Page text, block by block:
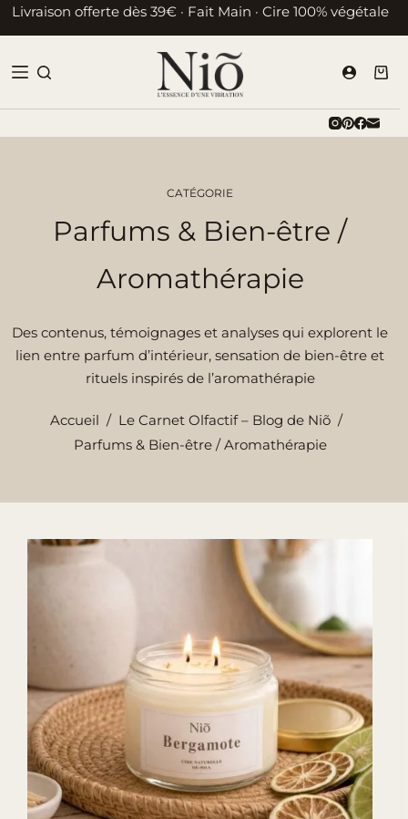
Passer
au
Livraison offerte dès 39€ · Fait Main · Cire 100% végétale
CATÉGORIE
Parfums & Bien-être /
Aromathérapie
Des contenus, témoignages et analyses qui explorent le
lien entre parfum d’intérieur, sensation de bien-être et
rituels inspirés de l’aromathérapie
Accueil / Le Carnet Olfactif – Blog de Niõ /
Parfums & Bien-être / Aromathérapie